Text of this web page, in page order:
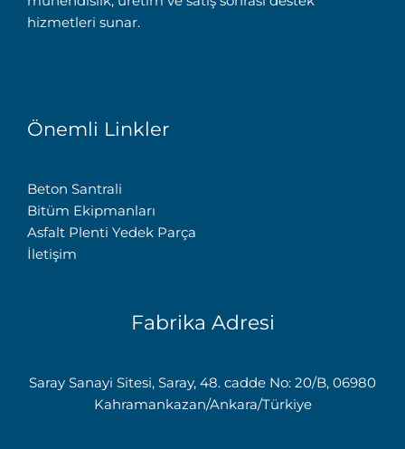
hizmetleri sunar.
Önemli Linkler
Beton Santrali
Bitüm Ekipmanları
Asfalt Plenti Yedek Parça
İletişim
Fabrika Adresi
Saray Sanayi Sitesi, Saray, 48. cadde No: 20/B, 06980
Kahramankazan/Ankara/Türkiye